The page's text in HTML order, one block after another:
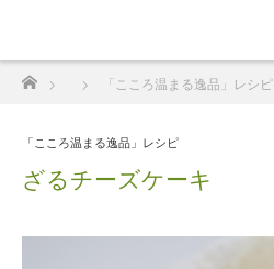
「こころ温まる逸品」レシピ
「こころ温まる逸品」レシピ
ざるチーズケーキ